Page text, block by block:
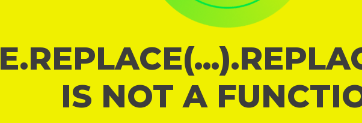
IS NOT A